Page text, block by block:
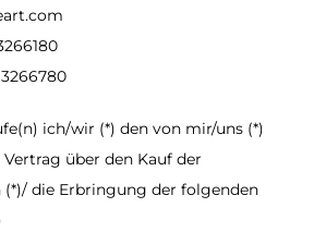
3266780
ich/wir (*) den von mir/uns (*)
über den Kauf der
(*)/ die Erbringung der folgenden